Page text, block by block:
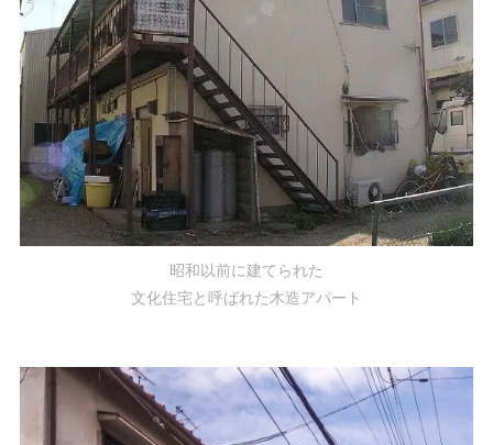
昭和以前に建てられた
文化住宅と呼ばれた木造アパート